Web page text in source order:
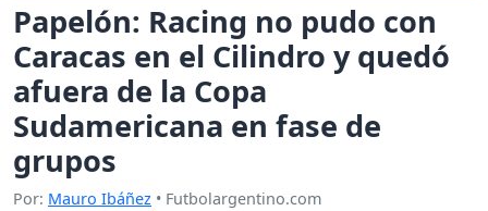
Papelón: Racing no pudo con
Caracas en el Cilindro y quedó
afuera de la Copa
Sudamericana en fase de
grupos
Por: Mauro Ibáñez • Futbolargentino.com